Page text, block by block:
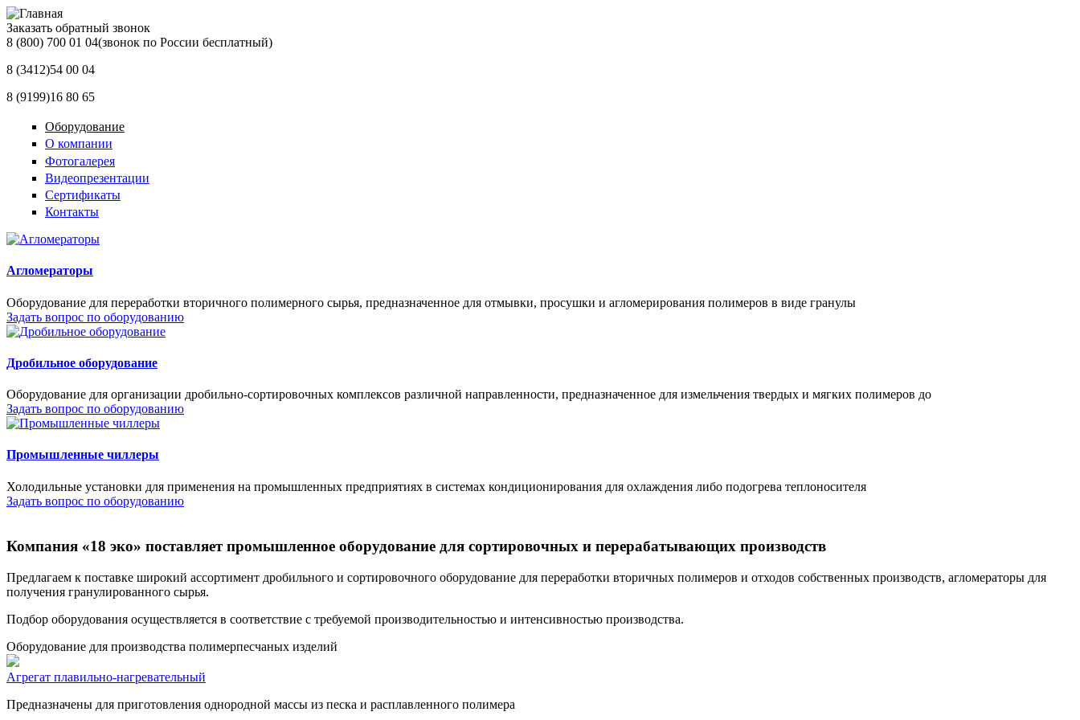
Заказать обратный звонок
8 (800) 700 01 04(звонок по России бесплатный)
8 (3412)54 00 04
8 (9199)16 80 65
Оборудование
О компании
Фотогалерея
Видеопрезентации
Сертификаты
Контакты
Агломераторы
Оборудование для переработки вторичного полимерного сырья, предназначенное для отмывки, просушки и агломерирования полимеров в виде гранулы
Задать вопрос по оборудованию
Дробильное оборудование
Оборудование для организации дробильно-сортировочных комплексов различной направленности, предназначенное для измельчения твердых и мягких полимеров до
Задать вопрос по оборудованию
Промышленные чиллеры
Холодильные установки для применения на промышленных предприятиях в системах кондиционирования для охлаждения либо подогрева теплоносителя
Задать вопрос по оборудованию
Компания «18 эко» поставляет промышленное оборудование для сортировочных и перерабатывающих производств
Предлагаем к поставке широкий ассортимент дробильного и сортировочного оборудование для переработки вторичных полимеров и отходов собственных производств, агломераторы для
получения гранулированного сырья.
Подбор оборудования осуществляется в соответствие с требуемой производительностью и интенсивностью производства.
Оборудование для производства полимерпесчаных изделий
Агрегат плавильно-нагревательный
Предназначены для приготовления однородной массы из песка и расплавленного полимера